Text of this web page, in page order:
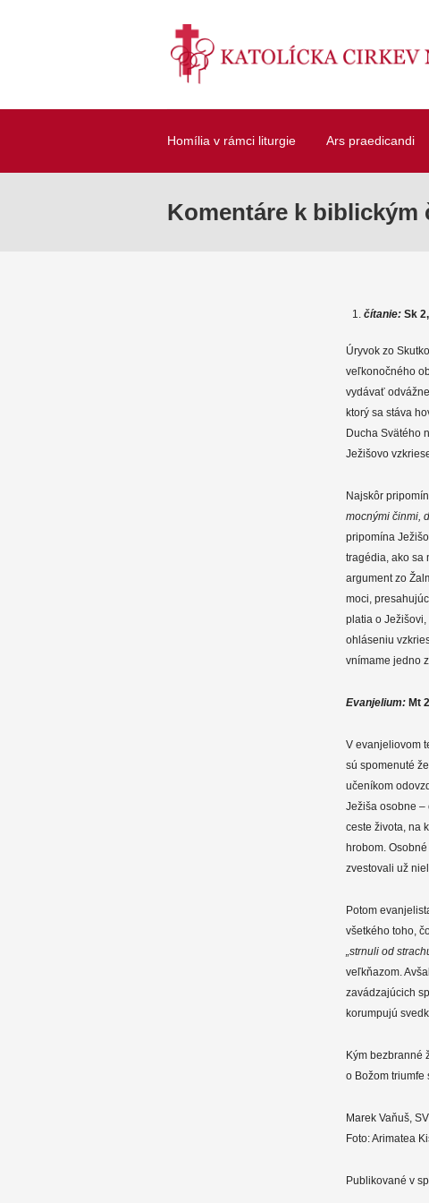
Homília v rámci liturgie Ars praedicandi
Komentáre k
čítanie: Sk
Úryvok zo
veľkonočného
vydávať
ktorý sa stáva
Ducha Svätého
Ježišovo
Najskôr
mocnými činmi,
pripomína
tragédia, ako sa
argument zo
moci,
platia o
ohláseniu
vnímame jedno
Evanjelium: Mt
V evanjeliovom
sú spomenuté
učeníkom
Ježiša osobne –
ceste života, na
hrobom.
zvestovali už
Potom
všetkého toho,
„strnuli od
veľkňazom.
zavádzajúcich
korumpujú
Kým bezbranné
o Božom
Marek Vaňuš,
Foto: Arimatea
Publikované v